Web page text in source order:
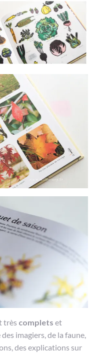
très complets et
imagiers, de la faune,
des explications sur